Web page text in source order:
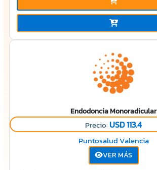
Endodoncia Monoradicular
Precio: USD 113.4
Puntosalud Valencia
VER MÁS